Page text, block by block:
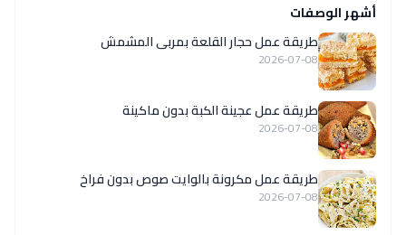
أشهر الوصفات
طريقة عمل حجار القلعة بمربى المشمش
2026-07-08
طريقة عمل عجينة الكبة بدون ماكينة
2026-07-08
طريقة عمل مكرونة بالوايت صوص بدون فراخ
2026-07-08